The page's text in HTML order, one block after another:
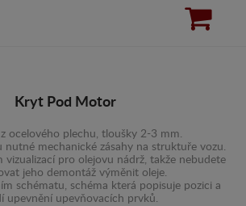
Kryt Pod Motor
ocelového plechu, tloušky 2-3 mm.
nutné mechanické zásahy na struktuře vozu.
vizualizací pro olejovu nádrž, takže nebudete
jeho demontáž výměnit oleje.
schématu, schéma která popisuje pozici a
upevnění upevňovacích prvků.